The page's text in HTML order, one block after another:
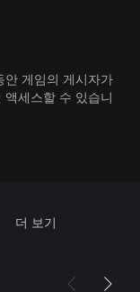
안 게임의 게시자가
세스할 수 있습니
더 보기